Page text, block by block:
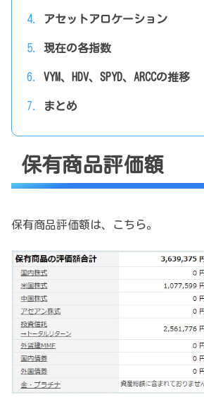
アセットアロケーション
現在の各指数
VYM、HDV、SPYD、ARCCの推移
まとめ
保有商品評価額
保有商品評価額は、こちら。